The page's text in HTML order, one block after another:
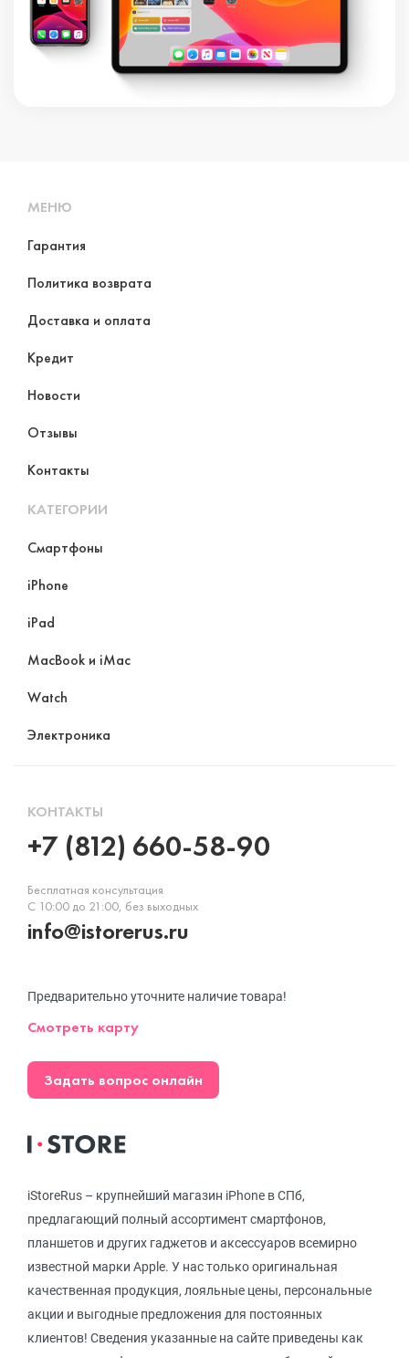
iStoreRus – крупнейший магазин iPhone в СПб,
предлагающий полный ассортимент смартфонов,
планшетов и других гаджетов и аксессуаров всемирно
известной марки Apple. У нас только оригинальная
качественная продукция, лояльные цены, персональные
акции и выгодные предложения для постоянных
клиентов! Сведения указанные на сайте приведены как
МЕНЮ
Гарантия
Политика возврата
Доставка и оплата
Кредит
Новости
Отзывы
Контакты
КАТЕГОРИИ
Смартфоны
iPhone
iPad
MacBook и iMac
Watch
Электроника
КОНТАКТЫ
+7 (812) 660-58-90
Бесплатная консультация
С 10:00 до 21:00, без выходных
info@istorerus.ru
Предварительно уточните наличие товара!
Смотреть карту
Задать вопрос онлайн